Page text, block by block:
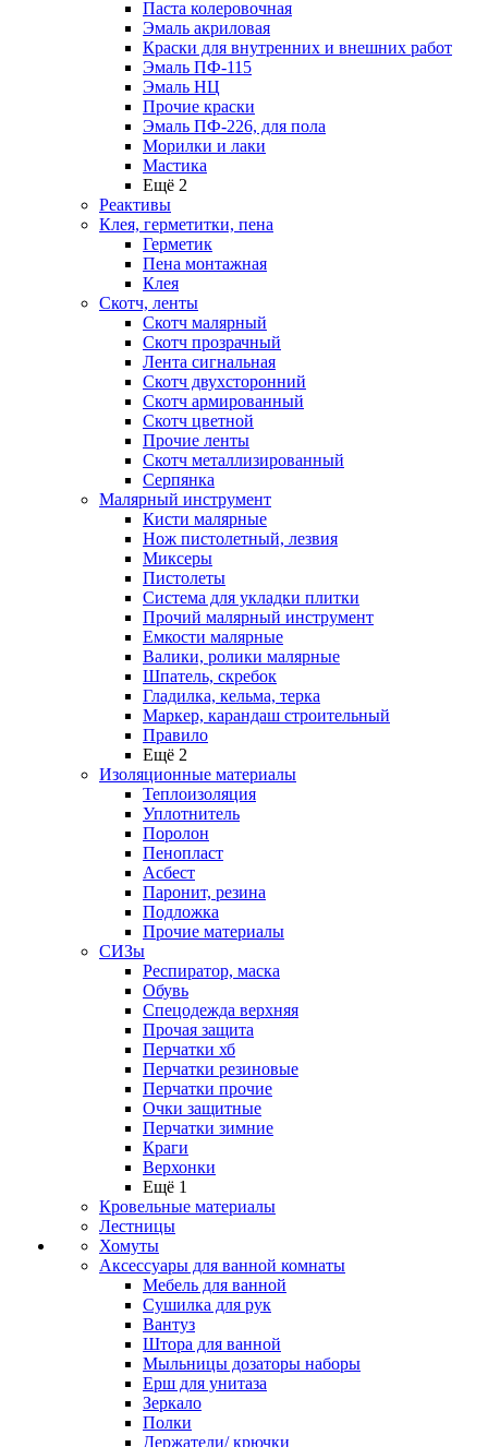
Паста колеровочная
Эмаль акриловая
Краски для внутренних и внешних работ
Эмаль ПФ-115
Эмаль НЦ
Прочие краски
Эмаль ПФ-226, для пола
Морилки и лаки
Мастика
Ещё 2
Реактивы
Клея, герметитки, пена
Герметик
Пена монтажная
Клея
Скотч, ленты
Скотч малярный
Скотч прозрачный
Лента сигнальная
Скотч двухсторонний
Скотч армированный
Скотч цветной
Прочие ленты
Скотч металлизированный
Серпянка
Малярный инструмент
Кисти малярные
Нож пистолетный, лезвия
Миксеры
Пистолеты
Система для укладки плитки
Прочий малярный инструмент
Емкости малярные
Валики, ролики малярные
Шпатель, скребок
Гладилка, кельма, терка
Маркер, карандаш строительный
Правило
Ещё 2
Изоляционные материалы
Теплоизоляция
Уплотнитель
Поролон
Пенопласт
Асбест
Паронит, резина
Подложка
Прочие материалы
СИЗы
Респиратор, маска
Обувь
Спецодежда верхняя
Прочая защита
Перчатки хб
Перчатки резиновые
Перчатки прочие
Очки защитные
Перчатки зимние
Краги
Верхонки
Ещё 1
Кровельные материалы
Лестницы
Хомуты
Аксессуары для ванной комнаты
Мебель для ванной
Сушилка для рук
Вантуз
Штора для ванной
Мыльницы дозаторы наборы
Ерш для унитаза
Зеркало
Полки
Держатели/ крючки